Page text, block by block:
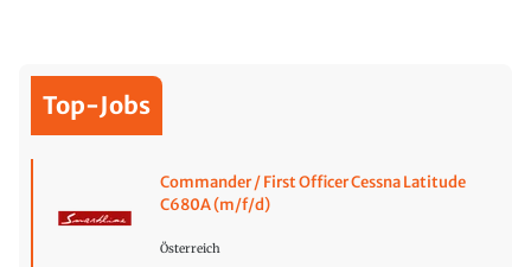
Top-Jobs
Commander / First Officer Cessna Latitude
C680A (m/f/d)
Österreich